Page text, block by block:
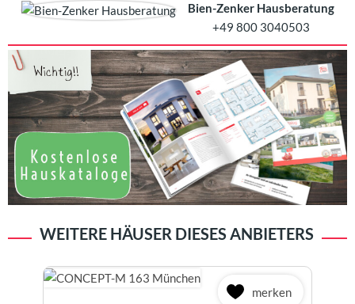
Bien-Zenker Hausberatung
+49 800 3040503
WEITERE HÄUSER DIESES ANBIETERS
merken